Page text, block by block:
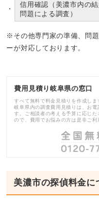
信用確認（美濃市内の
問題による調査）
※その他専門家の準備、問
ーが対応しております。
費用見積り岐阜県の窓口
すべて無料で料金見積りを作成しま
岐阜県内の調査費用見積りは、お
す。ご相談者の考える予算に応じ
ので、費用でお悩みの方は是非ご利
美濃市の探偵料金に